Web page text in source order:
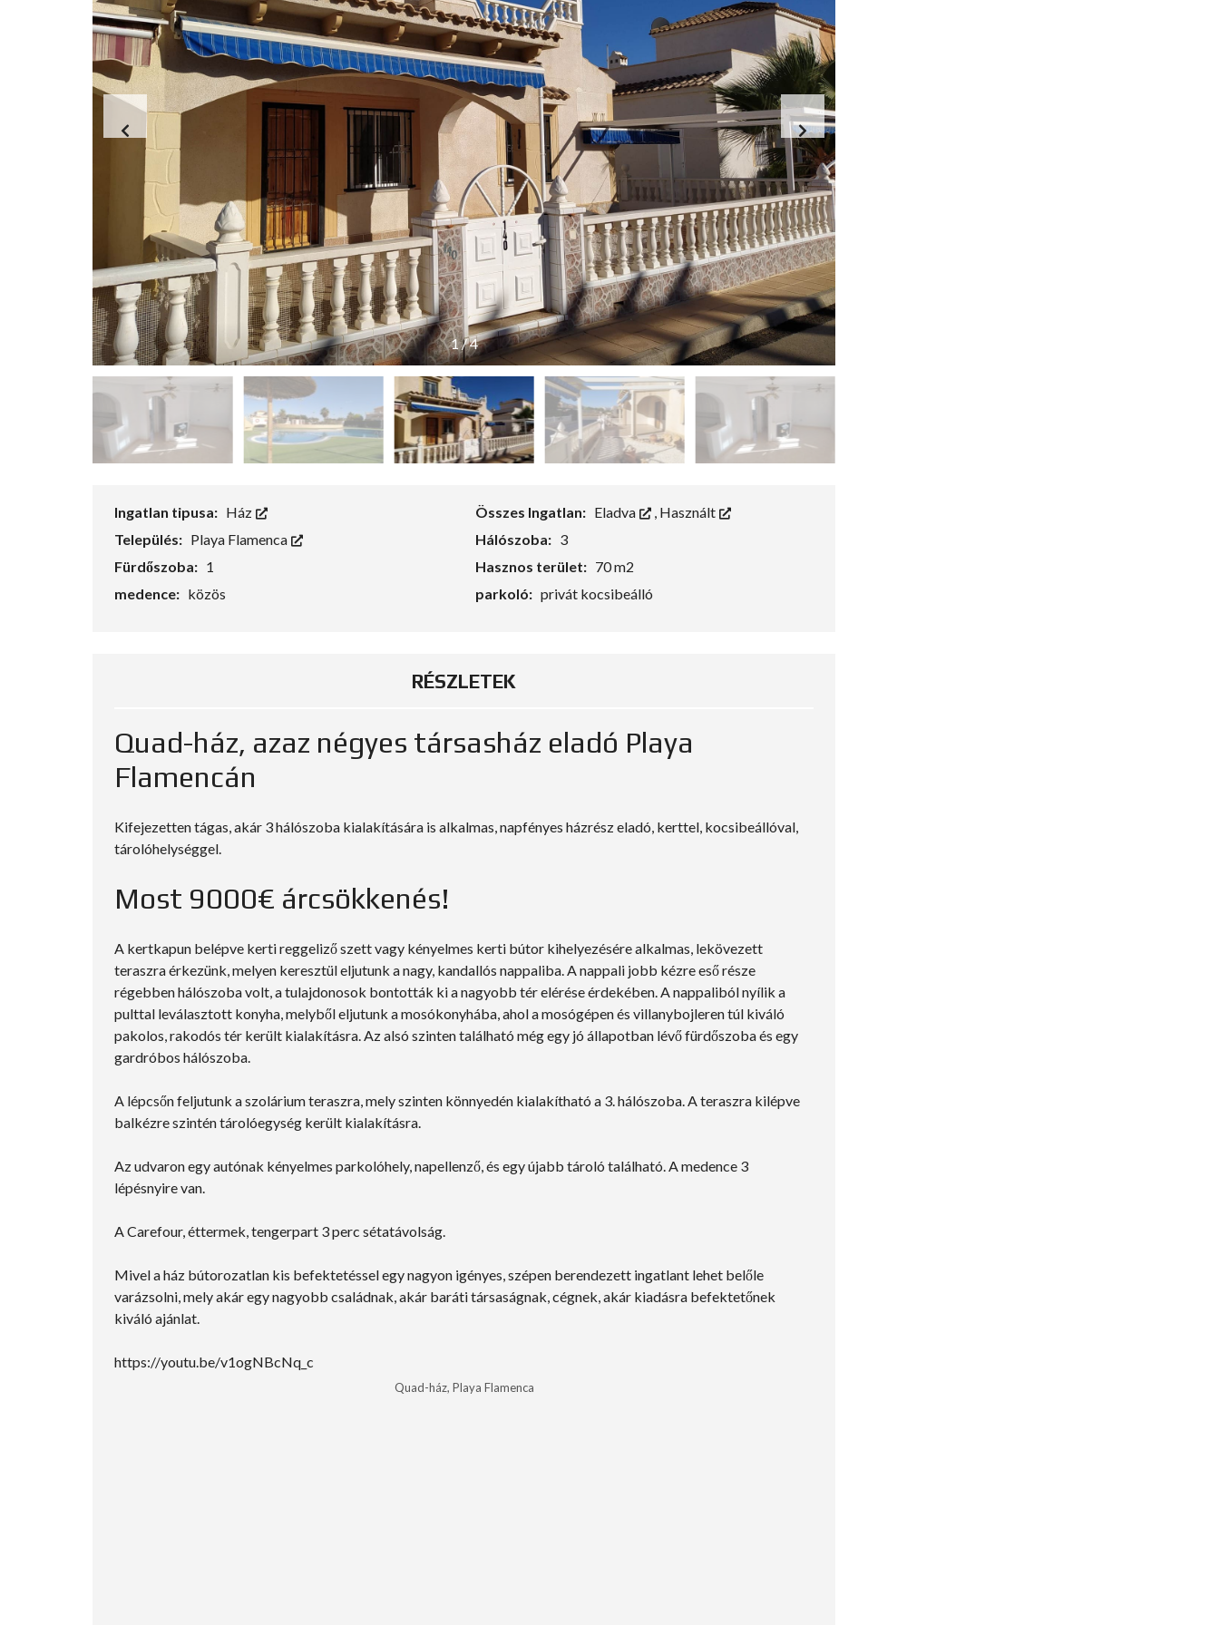
S
Ű
Ö
S
S
A
T
L
A
N
U
T
A
Z
Á
S
R
U
N
K
E
S
Z
O
Á
L
T
A
T
Á
S
O
K
1/4
Ingatlan tipusa: Ház Összes Ingatlan: Eladva , Használt
Település: Playa Flamenca Hálószoba: 3
Fürdőszoba: 1 Hasznos terület: 70 m2
medence: közös parkoló: privát kocsibeálló
RÉSZLETEK
Quad-ház, azaz négyes társasház eladó Playa
Flamencán
Kifejezetten tágas, akár 3 hálószoba kialakítására is alkalmas, napfényes házrész eladó, kerttel, kocsibeállóval,
tárolóhelységgel.
Most 9000€ árcsökkenés!
A kertkapun belépve kerti reggeliző szett vagy kényelmes kerti bútor kihelyezésére alkalmas, lekövezett
teraszra érkezünk, melyen keresztül eljutunk a nagy, kandallós nappaliba. A nappali jobb kézre eső része
régebben hálószoba volt, a tulajdonosok bontották ki a nagyobb tér elérése érdekében. A nappaliból nyílik a
pulttal leválasztott konyha, melyből eljutunk a mosókonyhába, ahol a mosógépen és villanybojleren túl kiváló
pakolos, rakodós tér került kialakításra. Az alsó szinten található még egy jó állapotban lévő fürdőszoba és egy
gardróbos hálószoba.
A lépcsőn feljutunk a szolárium teraszra, mely szinten könnyedén kialakítható a 3. hálószoba. A teraszra kilépve
balkézre szintén tárolóegység került kialakításra.
Az udvaron egy autónak kényelmes parkolóhely, napellenző, és egy újabb tároló található. A medence 3
lépésnyire van.
A Carefour, éttermek, tengerpart 3 perc sétatávolság.
Mivel a ház bútorozatlan kis befektetéssel egy nagyon igényes, szépen berendezett ingatlant lehet belőle
varázsolni, mely akár egy nagyobb családnak, akár baráti társaságnak, cégnek, akár kiadásra befektetőnek
kiváló ajánlat.
https://youtu.be/v1ogNBcNq_c
Quad-ház, Playa Flamenca